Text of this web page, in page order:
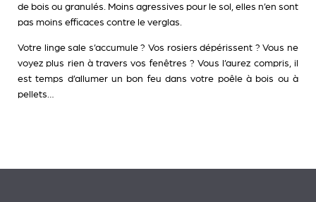
de bois ou granulés. Moins agressives pour le sol, elles n’en sont
pas moins efficaces contre le verglas.
Votre linge sale s’accumule ? Vos rosiers dépérissent ? Vous ne
voyez plus rien à travers vos fenêtres ? Vous l’aurez compris, il
est temps d’allumer un bon feu dans votre poêle à bois ou à
pellets…